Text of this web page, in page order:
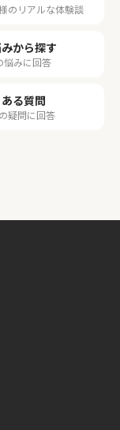
のリアルな体験談
から探す
悩みに回答
る質問
疑問に回答